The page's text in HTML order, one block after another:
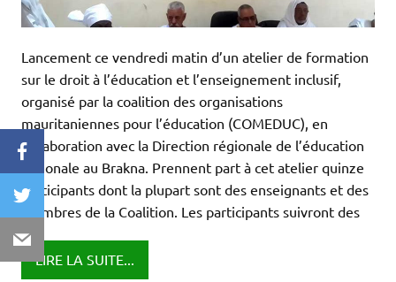
Lancement ce vendredi matin d’un atelier de formation
sur le droit à l’éducation et l’enseignement inclusif,
organisé par la coalition des organisations
mauritaniennes pour l’éducation (COMEDUC), en
collaboration avec la Direction régionale de l’éducation
nationale au Brakna. Prennent part à cet atelier quinze
participants dont la plupart sont des enseignants et des
membres de la Coalition. Les participants suivront des
LIRE LA SUITE...
Facebook
Twitter
Email